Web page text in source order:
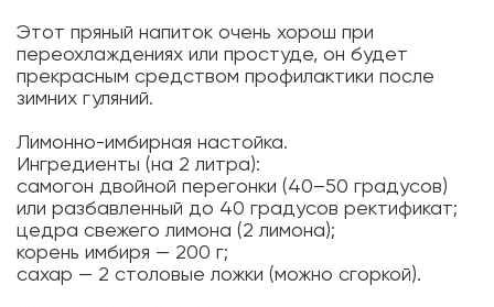
Этот пряный напиток очень хорош при
переохлаждениях или простуде, он будет
прекрасным средством профилактики после
зимних гуляний.
Лимонно-имбирная настойка.
Ингредиенты (на 2 литра):
самогон двойной перегонки (40–50 градусов)
или разбавленный до 40 градусов ректификат;
цедра свежего лимона (2 лимона);
корень имбиря — 200 г;
сахар — 2 столовые ложки (можно сгоркой).